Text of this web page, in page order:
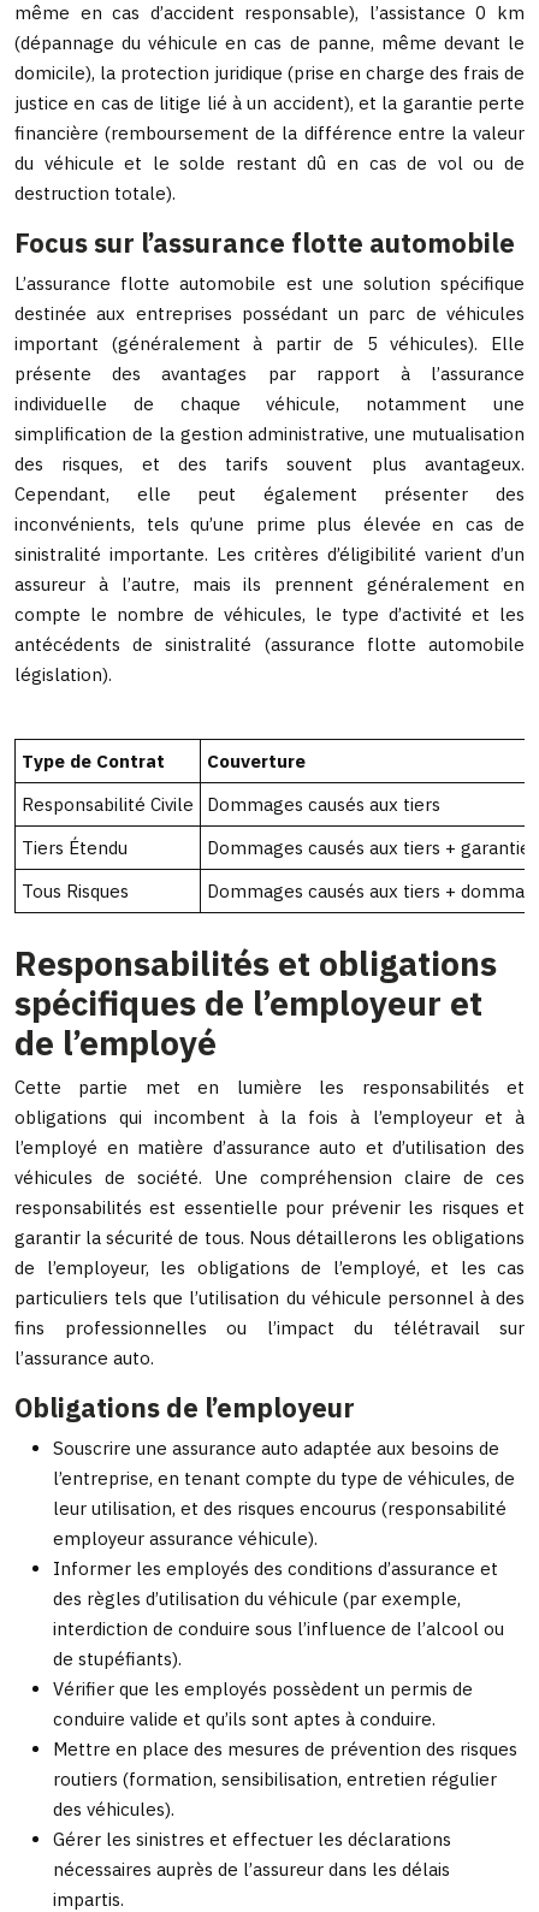
même en cas d’accident responsable), l’assistance 0 km
(dépannage du véhicule en cas de panne, même devant le
domicile), la protection juridique (prise en charge des frais de
justice en cas de litige lié à un accident), et la garantie perte
financière (remboursement de la différence entre la valeur
du véhicule et le solde restant dû en cas de vol ou de
destruction totale).
Focus sur l’assurance flotte automobile
L’assurance flotte automobile est une solution spécifique
destinée aux entreprises possédant un parc de véhicules
important (généralement à partir de 5 véhicules). Elle
présente des avantages par rapport à l’assurance
individuelle de chaque véhicule, notamment une
simplification de la gestion administrative, une mutualisation
des risques, et des tarifs souvent plus avantageux.
Cependant, elle peut également présenter des
inconvénients, tels qu’une prime plus élevée en cas de
sinistralité importante. Les critères d’éligibilité varient d’un
assureur à l’autre, mais ils prennent généralement en
compte le nombre de véhicules, le type d’activité et les
antécédents de sinistralité (assurance flotte automobile
législation).
Type de Contrat
Couverture
Responsabilité Civile
Dommages causés aux tiers
Tiers Étendu
Dommages causés aux tiers +
Tous Risques
Dommages causés aux tiers +
Responsabilités et obligations
spécifiques de l’employeur et
de l’employé
Cette partie met en lumière les responsabilités et
obligations qui incombent à la fois à l’employeur et à
l’employé en matière d’assurance auto et d’utilisation des
véhicules de société. Une compréhension claire de ces
responsabilités est essentielle pour prévenir les risques et
garantir la sécurité de tous. Nous détaillerons les obligations
de l’employeur, les obligations de l’employé, et les cas
particuliers tels que l’utilisation du véhicule personnel à des
fins professionnelles ou l’impact du télétravail sur
l’assurance auto.
Obligations de l’employeur
Souscrire une assurance auto adaptée aux besoins de
l’entreprise, en tenant compte du type de véhicules, de
leur utilisation, et des risques encourus (responsabilité
employeur assurance véhicule).
Informer les employés des conditions d’assurance et
des règles d’utilisation du véhicule (par exemple,
interdiction de conduire sous l’influence de l’alcool ou
de stupéfiants).
Vérifier que les employés possèdent un permis de
conduire valide et qu’ils sont aptes à conduire.
Mettre en place des mesures de prévention des risques
routiers (formation, sensibilisation, entretien régulier
des véhicules).
Gérer les sinistres et effectuer les déclarations
nécessaires auprès de l’assureur dans les délais
impartis.